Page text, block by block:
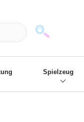
Spielzeug